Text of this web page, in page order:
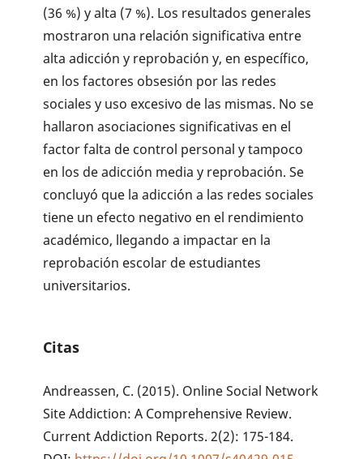
(36 %) y alta (7 %). Los resultados generales
mostraron una relación significativa entre
alta adicción y reprobación y, en específico,
en los factores obsesión por las redes
sociales y uso excesivo de las mismas. No se
hallaron asociaciones significativas en el
factor falta de control personal y tampoco
en los de adicción media y reprobación. Se
concluyó que la adicción a las redes sociales
tiene un efecto negativo en el rendimiento
académico, llegando a impactar en la
reprobación escolar de estudiantes
universitarios.
Citas
Andreassen, C. (2015). Online Social Network
Site Addiction: A Comprehensive Review.
Current Addiction Reports. 2(2): 175-184.